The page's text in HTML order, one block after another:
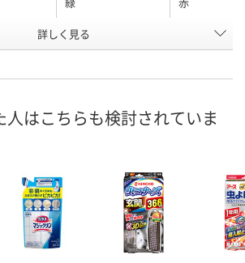
WU65154 WU60183
カゴへ カゴへ カ
詳しく見る
人はこちらも検討されていま